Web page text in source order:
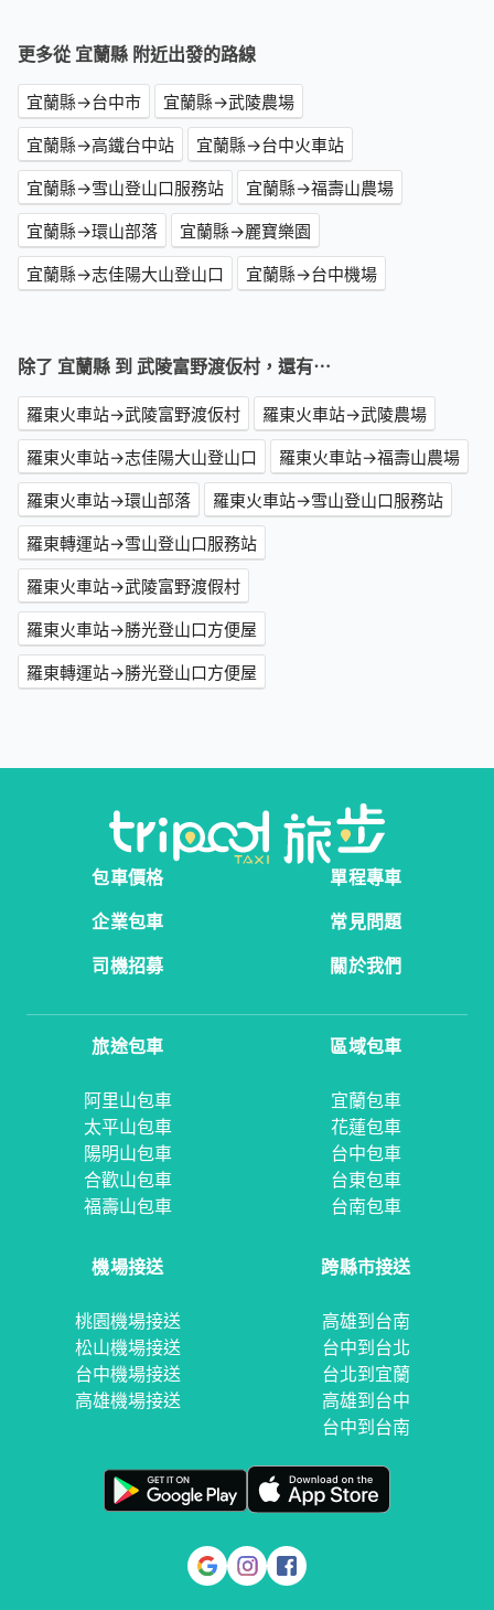
更多從 宜蘭縣 附近出發的路線
宜蘭縣→台中市
宜蘭縣→武陵農場
宜蘭縣→高鐵台中站
宜蘭縣→台中火車站
宜蘭縣→雪山登山口服務站
宜蘭縣→福壽山農場
宜蘭縣→環山部落
宜蘭縣→麗寶樂園
宜蘭縣→志佳陽大山登山口
宜蘭縣→台中機場
除了 宜蘭縣 到 武陵富野渡仮村，還有⋯
羅東火車站→武陵富野渡仮村
羅東火車站→武陵農場
羅東火車站→志佳陽大山登山口
羅東火車站→福壽山農場
羅東火車站→環山部落
羅東火車站→雪山登山口服務站
羅東轉運站→雪山登山口服務站
羅東火車站→武陵富野渡假村
羅東火車站→勝光登山口方便屋
羅東轉運站→勝光登山口方便屋
包車價格
單程專車
企業包車
常見問題
司機招募
關於我們
旅途包車
阿里山包車
太平山包車
陽明山包車
合歡山包車
福壽山包車
區域包車
宜蘭包車
花蓮包車
台中包車
台東包車
台南包車
機場接送
桃園機場接送
松山機場接送
台中機場接送
高雄機場接送
跨縣市接送
高雄到台南
台中到台北
台北到宜蘭
高雄到台中
台中到台南